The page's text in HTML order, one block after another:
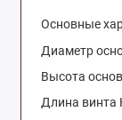
Основные
Диаметр
Высота
Длина винта